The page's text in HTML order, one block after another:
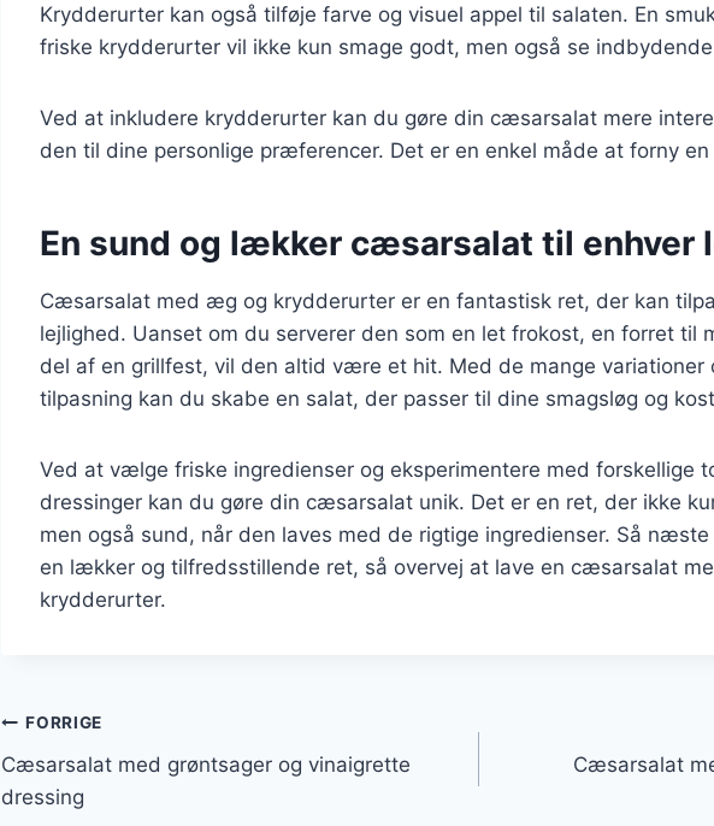
Krydderurter kan også tilføje farve og visuel appel til salaten. En
friske krydderurter vil ikke kun smage godt, men også se
Ved at inkludere krydderurter kan du gøre din cæsarsalat mere
den til dine personlige præferencer. Det er en enkel måde at forny
En sund og lækker cæsarsalat til enhver
Cæsarsalat med æg og krydderurter er en fantastisk ret, der kan
lejlighed. Uanset om du serverer den som en let frokost, en forret til
del af en grillfest, vil den altid være et hit. Med de mange variationer
tilpasning kan du skabe en salat, der passer til dine smagsløg og
Ved at vælge friske ingredienser og eksperimentere med forskellige
dressinger kan du gøre din cæsarsalat unik. Det er en ret, der ikke
men også sund, når den laves med de rigtige ingredienser. Så
en lækker og tilfredsstillende ret, så overvej at lave en cæsarsalat
krydderurter.
Indlægsnavigation
FORRIGE
Cæsarsalat med grøntsager og vinaigrette
dressing
Cæsarsalat